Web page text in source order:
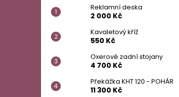
Reklamní deska
2 000 Kč
Kavaletový kříž
550 Kč
Oxerové zadní stojany
4 700 Kč
Překážka KHT 120 - POHÁR
11 300 Kč